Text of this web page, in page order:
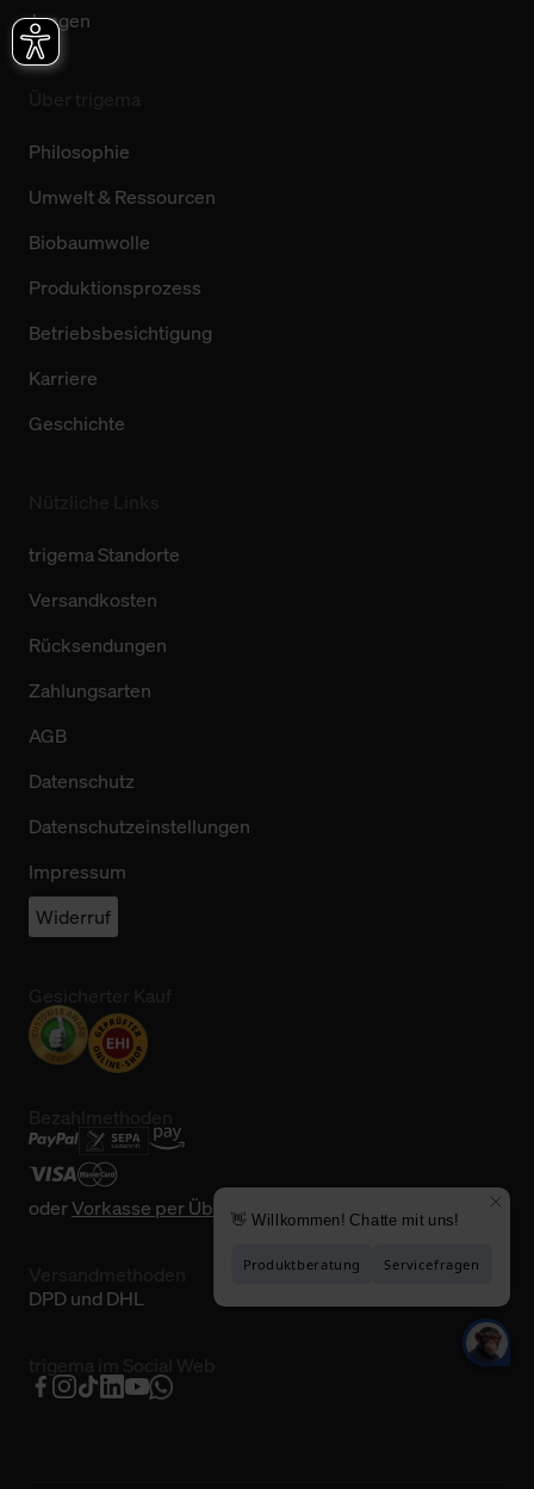
Jungen
Philosophie
Umwelt & Ressourcen
Biobaumwolle
Produktionsprozess
Betriebsbesichtigung
Karriere
Geschichte
trigema Standorte
Versandkosten
Rücksendungen
Zahlungsarten
AGB
Datenschutz
Datenschutzeinstellungen
Impressum
Widerruf
oderVorkasse per Überweisung
DPD und DHL